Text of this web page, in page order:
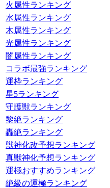
火属性ランキング
水属性ランキング
木属性ランキング
光属性ランキング
闇属性ランキング
コラボ最強ランキング
運枠ランキング
星5ランキング
守護獣ランキング
黎絶ランキング
轟絶ランキング
獣神化改予想ランキング
真獣神化予想ランキング
運極おすすめランキング
絶級の運極ランキング